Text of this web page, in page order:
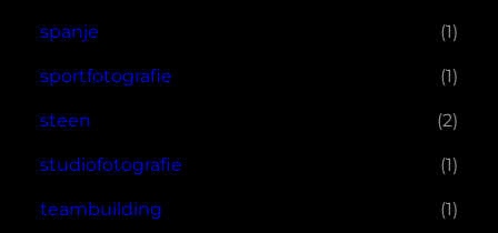
spanje (1)
sportfotografie (1)
steen (2)
studiofotografie (1)
teambuilding (1)